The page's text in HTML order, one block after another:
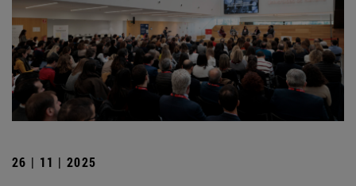
26 | 11 | 2025